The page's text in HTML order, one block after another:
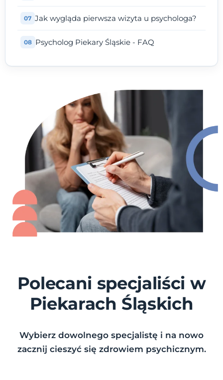
Jak wygląda pierwsza wizyta u psychologa?
Psycholog Piekary Śląskie - FAQ
Polecani specjaliści w
Piekarach Śląskich
Wybierz dowolnego specjalistę i na nowo
zacznij cieszyć się zdrowiem psychicznym.